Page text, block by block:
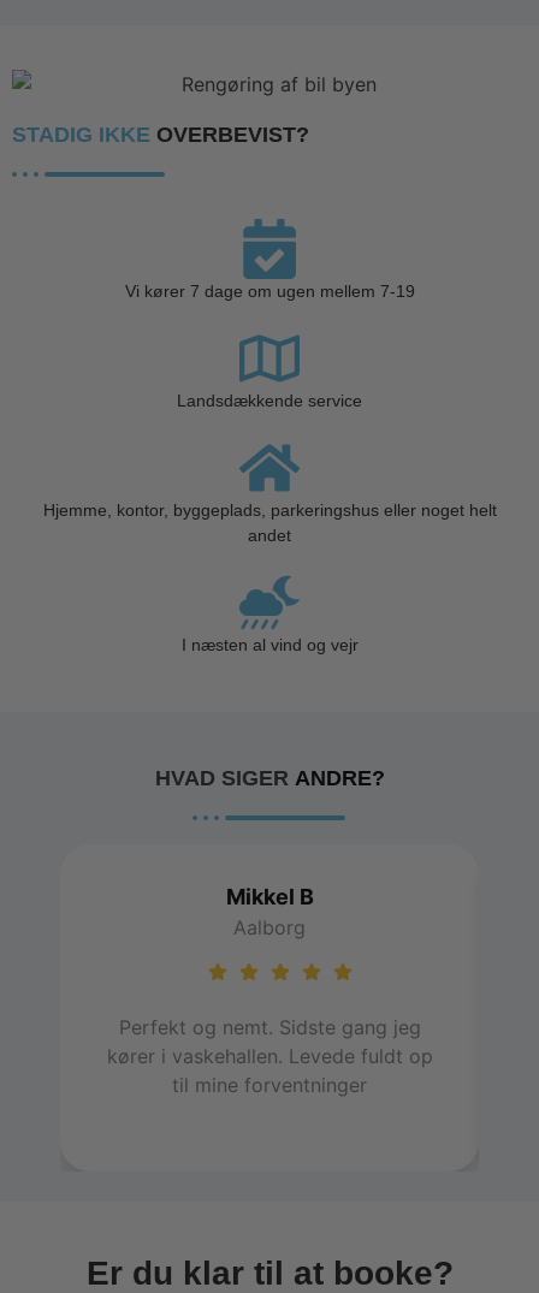
STADIG IKKE OVERBEVIST?
Vi kører 7 dage om ugen mellem 7-19
Landsdækkende service
Hjemme, kontor, byggeplads, parkeringshus eller noget helt
andet
I næsten al vind og vejr
HVAD SIGER ANDRE?
Mikkel B
Aalborg
Perfekt og nemt. Sidste gang jeg
kører i vaskehallen. Levede fuldt op
til mine forventninger
Er du klar til at booke?